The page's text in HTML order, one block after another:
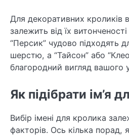
Для декоративних кроликів
залежить від їх
“Персик” чудово підходять
шерстю, а “Тайсон” або
благородний вигляд вашого
Як підібрати ім’я
Вибір імені для кролика
факторів. Ось кілька порад,